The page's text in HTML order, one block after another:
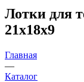
Лотки для
21х18х9
Главная
—
Каталог